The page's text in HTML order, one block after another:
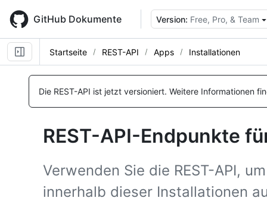
main
content
GitHub Dokumente Version: Free, Pro, & Team
Startseite REST-API Apps Installationen
Die REST-API ist jetzt versioniert. Weitere Informationen
REST-API-Endpunkte
Verwenden Sie die REST-API,
innerhalb dieser Installationen
Name, Typ,
BESCHREIBUNG
Name, Typ,
BESCHREIBUNG
Name, Typ,
BESCHREIBUNG
Name, Typ,
BESCHREIBUNG
Name, Typ,
BESCHREIBUNG
Name, Typ,
BESCHREIBUNG
Name, Typ,
BESCHREIBUNG
Name, Typ,
BESCHREIBUNG
Name, Typ,
BESCHREIBUNG
Name, Typ,
BESCHREIBUNG
Name, Typ,
BESCHREIBUNG